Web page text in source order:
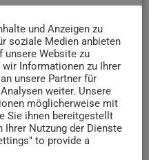
Hauptfeuerwache
in der
ans Eingemachte…
Leibe sowie
und Politik geben uns
der Dinge:
und Anzeigen zu
soziale Medien anbieten
unsere Website zu
Informationen zu Ihrer
unsere Partner für
weiter. Unsere
möglicherweise mit
Sie ihnen bereitgestellt
Ihrer Nutzung der Dienste
to provide a